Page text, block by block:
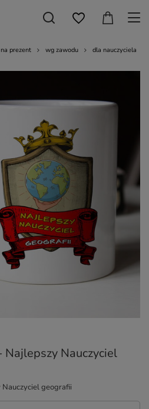
na prezent wg zawodu dla nauczyciela
Najlepszy Nauczyciel
geografii